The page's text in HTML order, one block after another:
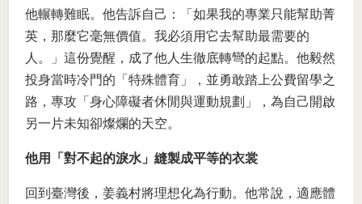
他輾轉難眠。他告訴自己：「如果我的專業只能幫助菁
英，那麼它毫無價值。我必須用它去幫助最需要的
人。」這份覺醒，成了他人生徹底轉彎的起點。他毅然
投身當時冷門的「特殊體育」，並勇敢踏上公費留學之
路，專攻「身心障礙者休閒與運動規劃」，為自己開啟
另一片未知卻燦爛的天空。
他用「對不起的淚水」縫製成平等的衣裳
回到臺灣後，姜義村將理想化為行動。他常說，適應體